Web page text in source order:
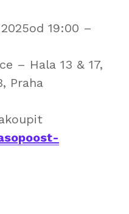
19:00 –
– Hala 13 & 17,
Praha